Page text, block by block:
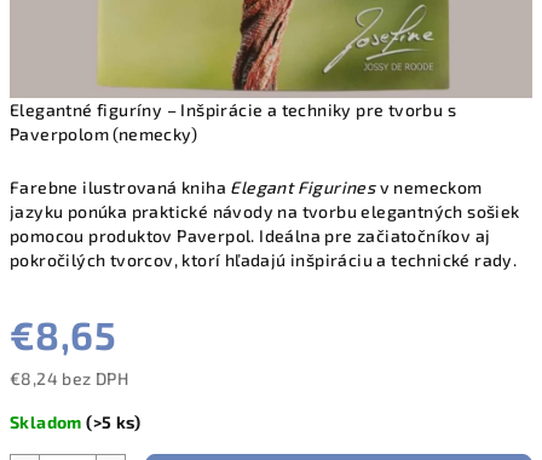
Elegantné figuríny – Inšpirácie a techniky pre tvorbu s
Paverpolom (nemecky)
Farebne ilustrovaná kniha Elegant Figurinesv nemeckom
jazyku ponúka praktické návody na tvorbu elegantných sošiek
pomocou produktov Paverpol. Ideálna pre začiatočníkov aj
pokročilých tvorcov, ktorí hľadajú inšpiráciu a technické rady.
€8,65
€8,24 bez DPH
cena:
Skladom(>5 ks)